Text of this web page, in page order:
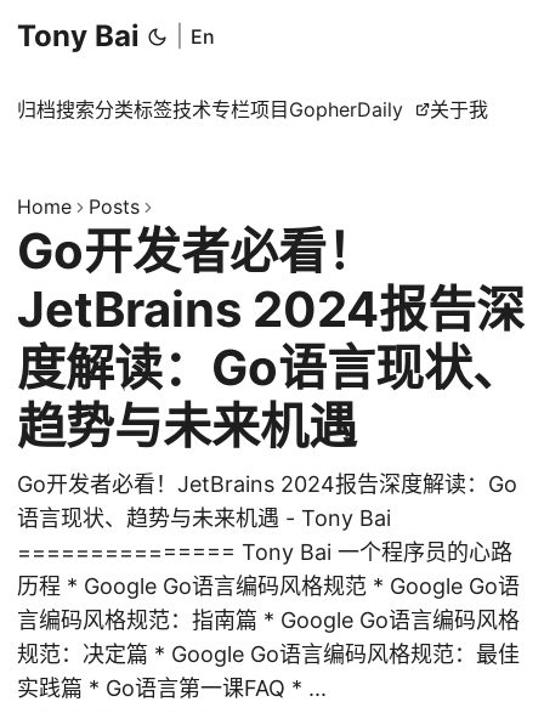
Tony Bai En
归档搜索分类标签技术专栏项目 GopherDaily 关于我
Home Posts
Go开发者必看！
JetBrains 2024报告深
度解读：Go语言现状、
趋势与未来机遇
Go开发者必看！JetBrains 2024报告深度解读：Go
语言现状、趋势与未来机遇 - Tony Bai
=============== Tony Bai 一个程序员的心路
历程 * Google Go语言编码风格规范 * Google Go语
言编码风格规范：指南篇 * Google Go语言编码风格
规范：决定篇 * Google Go语言编码风格规范：最佳
实践篇 * Go语言第一课FAQ * ...